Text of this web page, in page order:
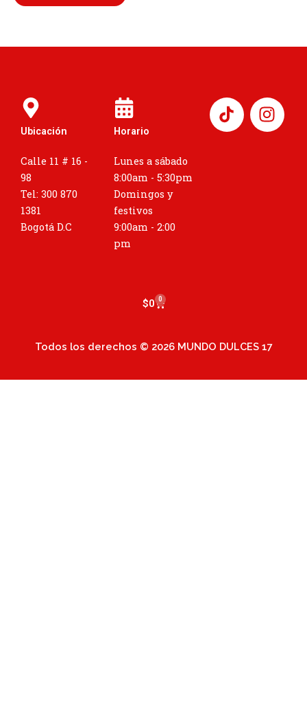
Ubicación
Calle 11 # 16 -
98
Tel: 300 870
1381
Bogotá D.C
Horario
Lunes a sábado
8:00am - 5:30pm
Domingos y
festivos
9:00am - 2:00
pm
I
n
s
$0 0
Cart
Todos los derechos © 2026 MUNDO DULCES 17